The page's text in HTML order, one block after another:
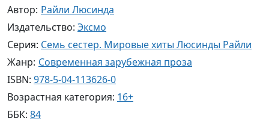
Автор: Райли Люсинда
Издательство: Эксмо
Серия: Семь сестер. Мировые хиты Люсинды Райли
Жанр: Современная зарубежная проза
ISBN: 978-5-04-113626-0
Возрастная категория: 16+
ББК: 84